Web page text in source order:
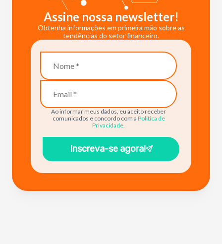
Assine nossa newsletter!
Obtenha informações em primeira mão sobre as
tendências do setor financeiro.
Ao informar meus dados, eu aceito receber
comunicados e concordo com a Política de
Privacidade.
Inscreva-se agora!